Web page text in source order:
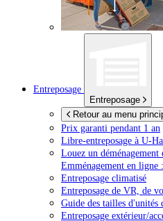
Entreposage
Entreposage
Retour au menu
Prix garanti pendant 1 an
Libre-entreposage à U-
Louez un
Emménagement en ligne
Entreposage climatisé
Entreposage de VR, de
Guide des tailles d'unités
Entreposage extérieur/